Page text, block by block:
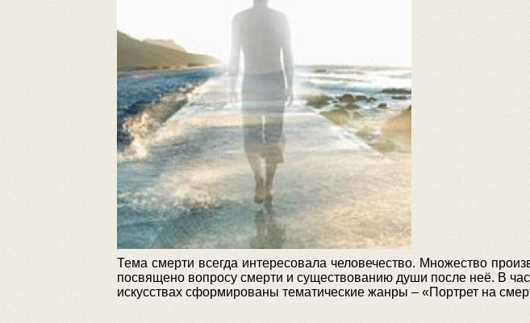
Тема смерти всегда интересовала человечество. Множество
посвящено вопросу смерти и существованию души после неё. В
искусствах сформированы тематические жанры – «Портрет на